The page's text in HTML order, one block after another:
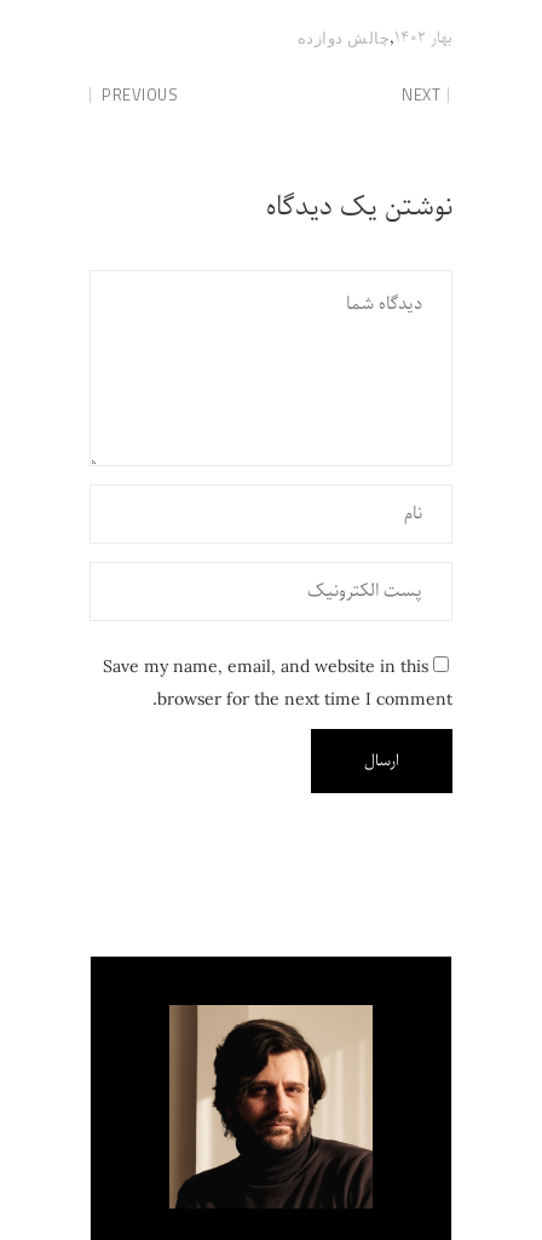
بهار ۱۴۰۲ ,چالش‌ دوازده
PREVIOUS NEXT
نوشتن یک دیدگاه
Save my name, email, and website in this
browser for the next time I comment.